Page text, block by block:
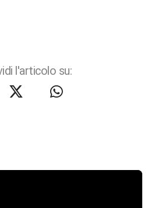
l'articolo su: